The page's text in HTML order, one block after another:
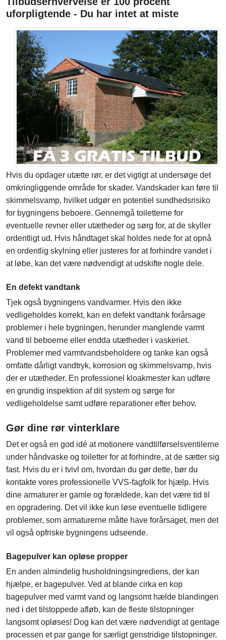
uforpligtende - Du har intet at miste
Hvis du opdager utætte rør, er det vigtigt at undersøge det
omkringliggende område for skader. Vandskader kan føre til
skimmelsvamp, hvilket udgør en potentiel sundhedsrisiko
for bygningens beboere. Gennemgå toiletterne for
eventuelle revner eller utætheder og sørg for, at de skyller
ordentligt ud. Hvis håndtaget skal holdes nede for at opnå
en ordentlig skylning eller justeres for at forhindre vandet i
at løbe, kan det være nødvendigt at udskifte nogle dele.
En defekt vandtank
Tjek også bygningens vandvarmer. Hvis den ikke
vedligeholdes korrekt, kan en defekt vandtank forårsage
problemer i hele bygningen, herunder manglende varmt
vand til beboerne eller endda utætheder i vaskeriet.
Problemer med varmtvandsbeholdere og tanke kan også
omfatte dårligt vandtryk, korrosion og skimmelsvamp, hvis
der er utætheder. En professionel kloakmester kan udføre
en grundig inspektion af dit system og sørge for
vedligeholdelse samt udføre reparationer efter behov.
Gør dine rør vinterklare
Det er også en god idé at motionere vandtilførselsventilerne
under håndvaske og toiletter for at forhindre, at de sætter sig
fast. Hvis du er i tvivl om, hvordan du gør dette, bør du
kontakte vores professionelle VVS-fagfolk for hjælp. Hvis
dine armaturer er gamle og forældede, kan det være tid til
en opgradering. Det vil ikke kun løse eventuelle tidligere
problemer, som armaturerne måtte have forårsaget, men det
vil også opfriske bygningens udseende.
Bagepulver kan opløse propper
En anden almindelig husholdningsingrediens, der kan
hjælpe, er bagepulver. Ved at blande cirka en kop
bagepulver med varmt vand og langsomt hælde blandingen
ned i det tilstoppede afløb, kan de fleste tilstopninger
langsomt opløses! Dog kan det være nødvendigt at gentage
processen et par gange for særligt genstridige tilstopninger.